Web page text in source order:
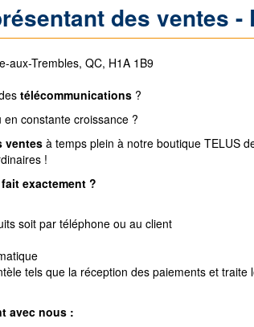
des ventes -
aux-Trembles, QC, H1A 1B9
télécommunications ?
constante croissance ?
ventes à temps plein à notre boutique TELUS
!
exactement ?
soit par téléphone ou au client
tels que la réception des paiements et
avec nous :